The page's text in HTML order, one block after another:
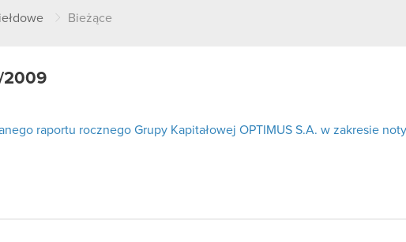
Bieżące
2009
raportu rocznego Grupy Kapitałowej OPTIMUS S.A. w zakresie noty